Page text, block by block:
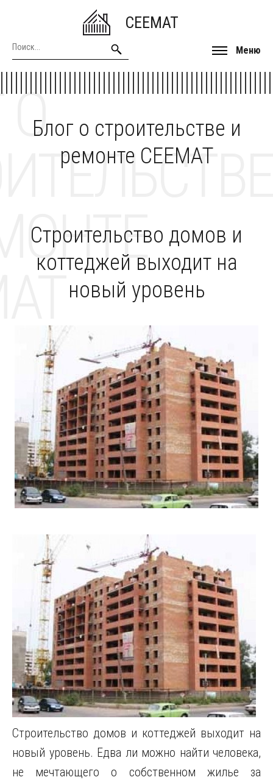
CEEMAT
Меню
Блог о строительстве и
ремонте CEEMAT
О
Строительство домов и
коттеджей выходит на
новый уровень
Строительство домов и коттеджей выходит на
новый уровень. Едва ли можно найти человека,
не мечтающего о собственном жилье за